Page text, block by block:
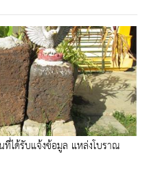
ได้รับแจ้งข้อมูล แหล่งโบราณ